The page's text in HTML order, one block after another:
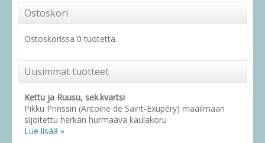
Ostoskori
Ostoskorissa 0 tuotetta.
Uusimmat tuotteet
Kettu ja Ruusu, sek.kvartsi
Pikku Prinssin (Antoine de Saint-Exupéry) maailmaan
sijoitettu herkän hurmaava kaulakoru
Lue lisää »